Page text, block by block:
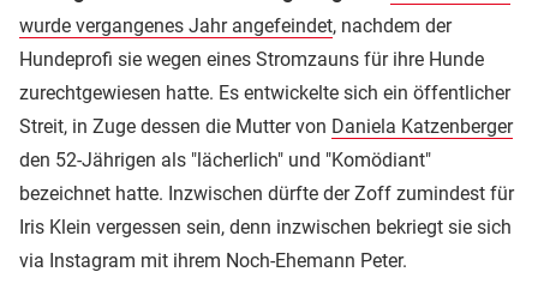
wurde vergangenes Jahr angefeindet, nachdem der
Hundeprofi sie wegen eines Stromzauns für ihre Hunde
zurechtgewiesen hatte. Es entwickelte sich ein öffentlicher
Streit, in Zuge dessen die Mutter von Daniela Katzenberger
den 52-Jährigen als "lächerlich" und "Komödiant"
bezeichnet hatte. Inzwischen dürfte der Zoff zumindest für
Iris Klein vergessen sein, denn inzwischen bekriegt sie sich
via Instagram mit ihrem Noch-Ehemann Peter.